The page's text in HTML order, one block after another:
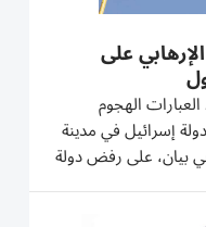
على
الهجوم
إسرائيل في مدينة
بيان، على رفض دولة
مؤكدةً ضرورة حماية
فيها وفقاً للقوانين...